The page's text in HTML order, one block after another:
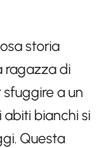
storia
ragazza di
a un
abiti bianchi si
Questa